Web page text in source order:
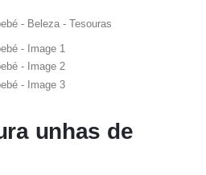
unhas de